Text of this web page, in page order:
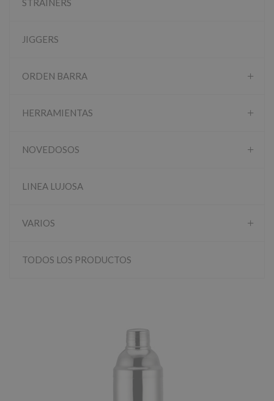
STRAINERS
JIGGERS
ORDEN BARRA
HERRAMIENTAS
NOVEDOSOS
LINEA LUJOSA
VARIOS
TODOS LOS PRODUCTOS